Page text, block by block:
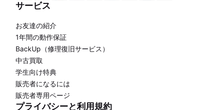
サービス
お友達の紹介
1年間の動作保証
BackUp（修理復旧サービス）
中古買取
学生向け特典
販売者になるには
販売者専用ページ
プライバシーと利用規約